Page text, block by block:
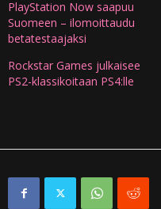
PlayStation Now saapuu
Suomeen – ilomoittaudu
betatestaajaksi
Rockstar Games julkaisee
PS2-klassikoitaan PS4:lle